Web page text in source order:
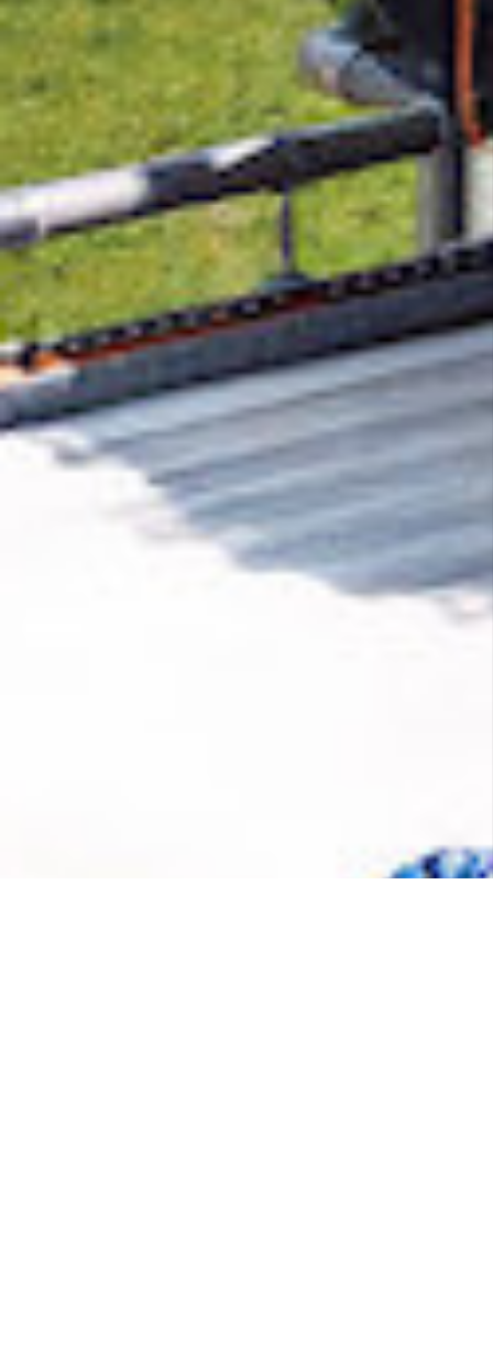
Pour contrer le réchauffement climatique, il
est essentiel d'éliminer le CO₂ de
l'atmosphère. Or, en matière de technologie,
nous avons du retard à rattraper dans ce
domaine. Une partie de chaque achat
effectué auprès dePépincontribue à
développer les nouvelles technologies